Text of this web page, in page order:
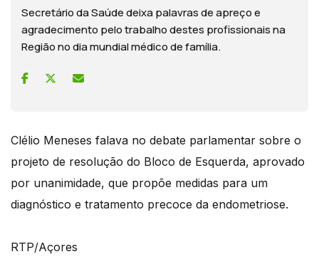
Secretário da Saúde deixa palavras de apreço e
agradecimento pelo trabalho destes profissionais na
Região no dia mundial médico de família.
Clélio Meneses falava no debate parlamentar sobre o
projeto de resolução do Bloco de Esquerda, aprovado
por unanimidade, que propõe medidas para um
diagnóstico e tratamento precoce da endometriose.
RTP/Açores